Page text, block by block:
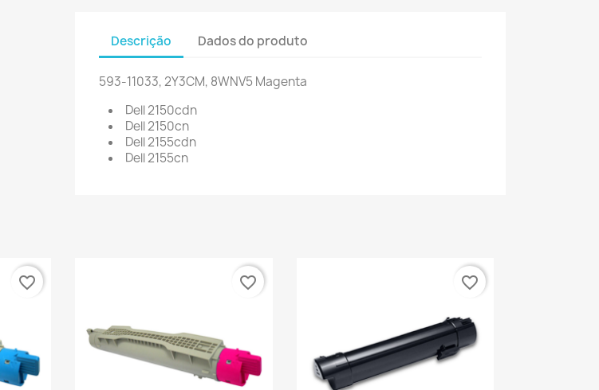
Descrição Dados do produto
593-11033, 2Y3CM, 8WNV5 Magenta
Dell 2150cdn
Dell 2150cn
Dell 2155cdn
Dell 2155cn
favorite_border favorite_border favorite_border